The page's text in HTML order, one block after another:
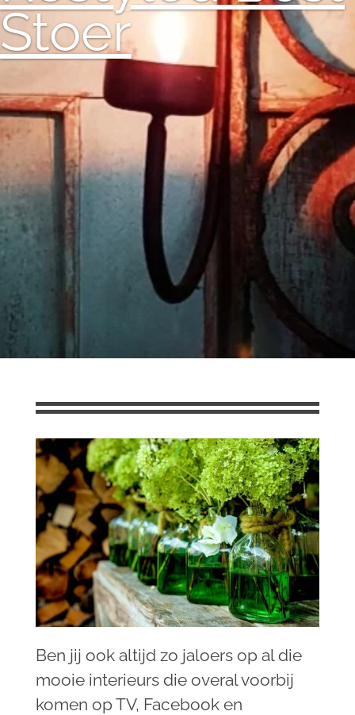
Stoer
Ben jij ook altijd zo jaloers op al die
mooie interieurs die overal voorbij
komen op TV, Facebook en